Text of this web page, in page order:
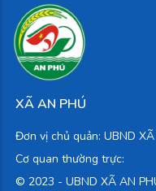
XÃ AN PHÚ
Đơn vị chủ quản: UBND
Cơ quan thường trực:
© 2023 - UBND XÃ AN